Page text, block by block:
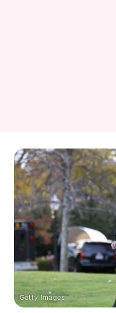
Getty Images